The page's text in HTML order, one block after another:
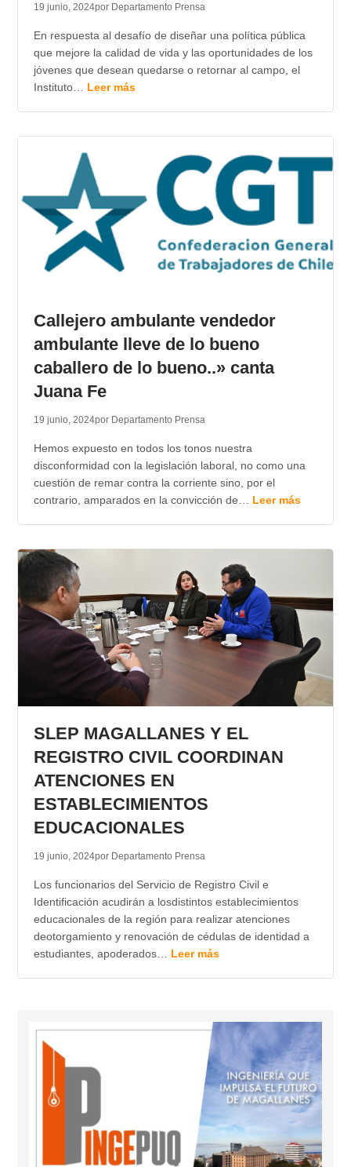
19 junio, 2024por Departamento Prensa
En respuesta al desafío de diseñar una política pública
que mejore la calidad de vida y las oportunidades de los
jóvenes que desean quedarse o retornar al campo, el
Instituto… Leer más
Callejero ambulante vendedor
ambulante lleve de lo bueno
caballero de lo bueno..» canta
Juana Fe
19 junio, 2024por Departamento Prensa
Hemos expuesto en todos los tonos nuestra
disconformidad con la legislación laboral, no como una
cuestión de remar contra la corriente sino, por el
contrario, amparados en la convicción de… Leer más
SLEP MAGALLANES Y EL
REGISTRO CIVIL COORDINAN
ATENCIONES EN
ESTABLECIMIENTOS
EDUCACIONALES
19 junio, 2024por Departamento Prensa
Los funcionarios del Servicio de Registro Civil e
Identificación acudirán a losdistintos establecimientos
educacionales de la región para realizar atenciones
deotorgamiento y renovación de cédulas de identidad a
estudiantes, apoderados… Leer más